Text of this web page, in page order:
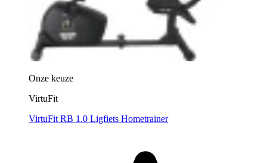
Onze keuze
VirtuFit
VirtuFit RB 1.0 Ligfiets Hometrainer